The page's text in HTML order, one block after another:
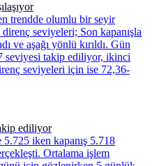
trendde olumlu bir seyir
seviyeleri; Son kapanışla
ve aşağı yönlü kırıldı. Gün
seviyesi takip ediliyor, ikinci
seviyeleri için ise 72,36-
ediliyor
iken kapanış 5.718
Ortalama işlem